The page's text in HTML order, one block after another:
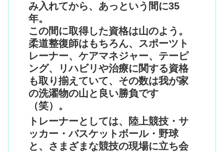
み入れてから、あっという間に35
年。
この間に取得した資格は山のよう。
柔道整復師はもちろん、スポーツト
レーナー、ケアマネジャー、テーピ
ング、リハビリや治療に関する資格
も取り揃えていて、その数は我が家
の洗濯物の山と良い勝負です
（笑）。
トレーナーとしては、陸上競技・サ
ッカー・バスケットボール・野球
と、さまざまな競技の現場に立ち会